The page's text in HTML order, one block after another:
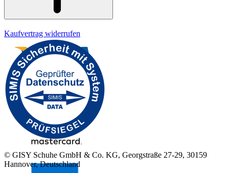
Kaufvertrag widerrufen
© GISY Schuhe GmbH & Co. KG, Georgstraße 27-29, 30159
Hannover, Deutschland